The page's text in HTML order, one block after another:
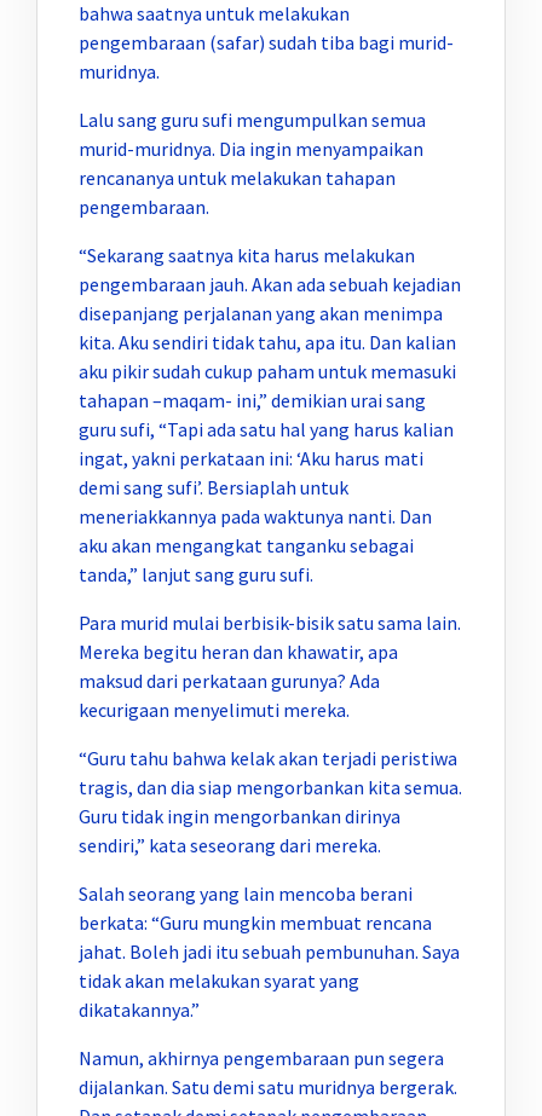
bahwa saatnya untuk melakukan
pengembaraan (safar) sudah tiba bagi murid-
muridnya.
Lalu sang guru sufi mengumpulkan semua
murid-muridnya. Dia ingin menyampaikan
rencananya untuk melakukan tahapan
pengembaraan.
“Sekarang saatnya kita harus melakukan
pengembaraan jauh. Akan ada sebuah kejadian
disepanjang perjalanan yang akan menimpa
kita. Aku sendiri tidak tahu, apa itu. Dan kalian
aku pikir sudah cukup paham untuk memasuki
tahapan –maqam- ini,” demikian urai sang
guru sufi, “Tapi ada satu hal yang harus kalian
ingat, yakni perkataan ini: ‘Aku harus mati
demi sang sufi’. Bersiaplah untuk
meneriakkannya pada waktunya nanti. Dan
aku akan mengangkat tanganku sebagai
tanda,” lanjut sang guru sufi.
Para murid mulai berbisik-bisik satu sama lain.
Mereka begitu heran dan khawatir, apa
maksud dari perkataan gurunya? Ada
kecurigaan menyelimuti mereka.
“Guru tahu bahwa kelak akan terjadi peristiwa
tragis, dan dia siap mengorbankan kita semua.
Guru tidak ingin mengorbankan dirinya
sendiri,” kata seseorang dari mereka.
Salah seorang yang lain mencoba berani
berkata: “Guru mungkin membuat rencana
jahat. Boleh jadi itu sebuah pembunuhan. Saya
tidak akan melakukan syarat yang
dikatakannya.”
Namun, akhirnya pengembaraan pun segera
dijalankan. Satu demi satu muridnya bergerak.